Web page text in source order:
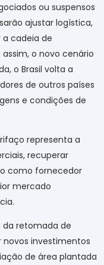
ou suspensos
ajustar logística,
cadeia de
assim, o novo cenário
o Brasil volta a
de outros países
e condições de
representa a
recuperar
como fornecedor
mercado
da retomada de
investimentos
de área plantada